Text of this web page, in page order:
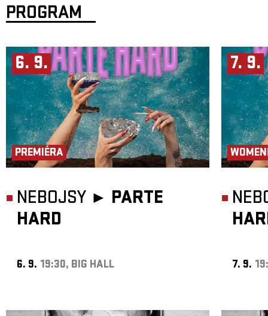
PROGRAM
6. 9.
PREMIÉRA
NEBOJSY ► PARTE
HARD
6. 9. 19:30, BIG HALL
7. 9.
7. 9.